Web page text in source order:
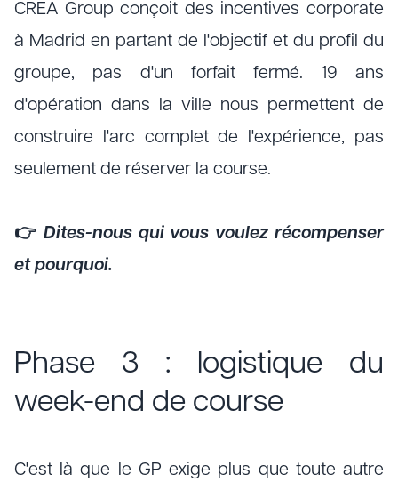
CREA Group conçoit des incentives corporate
à Madrid en partant de l'objectif et du profil du
groupe, pas d'un forfait fermé. 19 ans
d'opération dans la ville nous permettent de
construire l'arc complet de l'expérience, pas
seulement de réserver la course.
👉 Dites-nous qui vous voulez récompenser
et pourquoi.
Phase 3 : logistique du
week-end de course
C'est là que le GP exige plus que toute autre